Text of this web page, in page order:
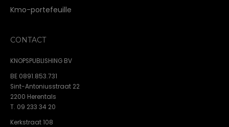
Kmo-portefeuille
CONTACT
KNOPSPUBLISHING BV
BE 0891.853.731
Sint-Antoniusstraat 22
2200 Herentals
T. 09 233 34 20
Kerkstraat 108